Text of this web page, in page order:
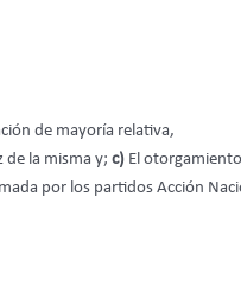
de mayoría relativa,
de la misma y; c) El
por los partidos Acción